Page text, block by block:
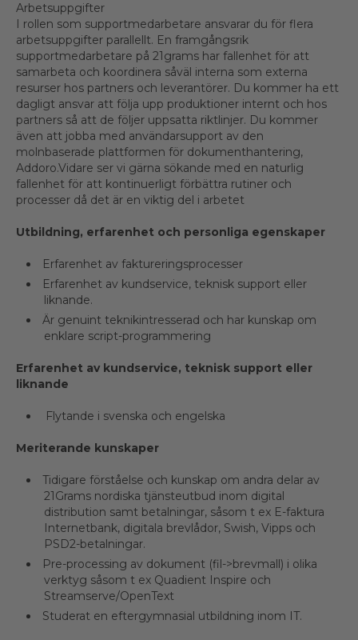
Arbetsuppgifter
I rollen som supportmedarbetare ansvarar du för flera
arbetsuppgifter parallellt. En framgångsrik
supportmedarbetare på 21grams har fallenhet för att
samarbeta och koordinera såväl interna som externa
resurser hos partners och leverantörer. Du kommer ha ett
dagligt ansvar att följa upp produktioner internt och hos
partners så att de följer uppsatta riktlinjer. Du kommer
även att jobba med användarsupport av den
molnbaserade plattformen för dokumenthantering,
Addoro.Vidare ser vi gärna sökande med en naturlig
fallenhet för att kontinuerligt förbättra rutiner och
processer då det är en viktig del i arbetet
Utbildning, erfarenhet och personliga egenskaper
Erfarenhet av faktureringsprocesser
Erfarenhet av kundservice, teknisk support eller
liknande.
Är genuint teknikintresserad och har kunskap om
enklare script-programmering
Erfarenhet av kundservice, teknisk support eller
liknande
Flytande i svenska och engelska
Meriterande kunskaper
Tidigare förståelse och kunskap om andra delar av
21Grams nordiska tjänsteutbud inom digital
distribution samt betalningar, såsom t ex E-faktura
Internetbank, digitala brevlådor, Swish, Vipps och
PSD2-betalningar.
Pre-processing av dokument (fil->brevmall) i olika
verktyg såsom t ex Quadient Inspire och
Streamserve/OpenText
Studerat en eftergymnasial utbildning inom IT.